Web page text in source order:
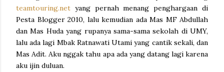
teamtouring.net yang pernah menang penghargaan di
Pesta Blogger 2010, lalu kemudian ada Mas MF Abdullah
dan Mas Huda yang rupanya sama-sama sekolah di UMY,
lalu ada lagi Mbak Ratnawati Utami yang cantik sekali, dan
Mas Adit. Aku nggak tahu apa ada yang datang lagi karena
aku ijin duluan.